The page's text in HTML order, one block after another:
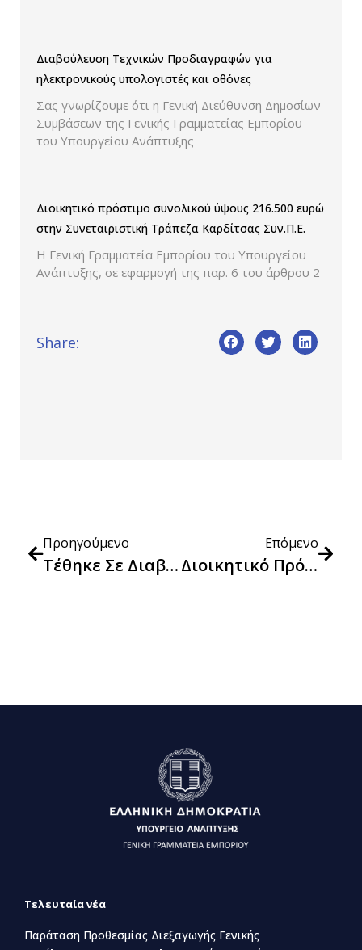
Διαβούλευση Τεχνικών Προδιαγραφών για
ηλεκτρονικούς υπολογιστές και οθόνες
Σας γνωρίζουμε ότι η Γενική Διεύθυνση Δημοσίων
Συμβάσεων της Γενικής Γραμματείας Εμπορίου
του Υπουργείου Ανάπτυξης
Διοικητικό πρόστιμο συνολικού ύψους 216.500 ευρώ
στην Συνεταιριστική Τράπεζα Καρδίτσας Συν.Π.Ε.
Η Γενική Γραμματεία Εμπορίου του Υπουργείου
Ανάπτυξης, σε εφαρμογή της παρ. 6 του άρθρου 2
Share:
Προηγούμενο
Τέθηκε Σε Διαβούλευση Το Σχέδιο Νόμου Για Την Ενσωμάτωση Της Οδηγίας (ΕΕ) 2022/2464 Για Την Υποβολή Εκθέσεων Βιωσιμότητας
Επόμενο
Διοικητικό Πρόστιμο 300.000 Ευρώ Στην Attica Bank Ανώνυμη Τραπεζική Εταιρεία
Τελευταία νέα
Παράταση Προθεσμίας Διεξαγωγής Γενικής